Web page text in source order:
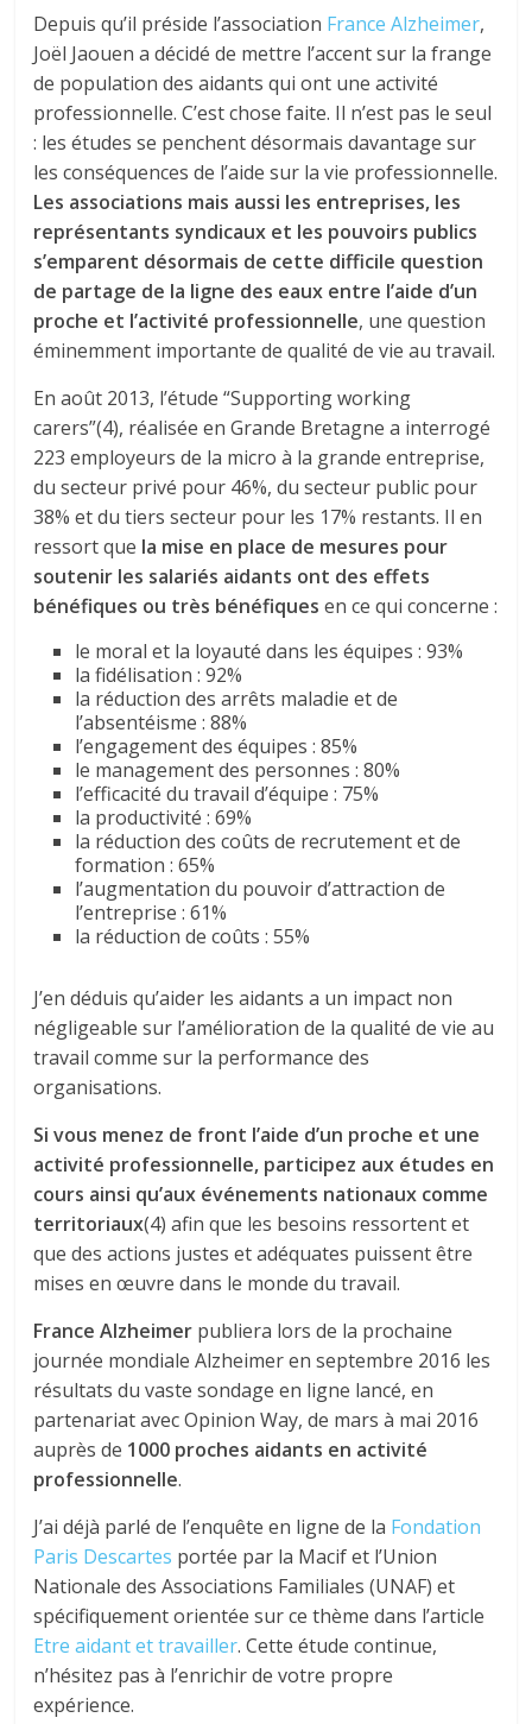
Depuis qu’il préside l’association France Alzheimer,
Joël Jaouen a décidé de mettre l’accent sur la frange
de population des aidants qui ont une activité
professionnelle. C’est chose faite. Il n’est pas le seul
: les études se penchent désormais davantage sur
les conséquences de l’aide sur la vie professionnelle.
Les associations mais aussi les entreprises, les
représentants syndicaux et les pouvoirs publics
s’emparent désormais de cette difficile question
de partage de la ligne des eaux entre l’aide d’un
proche et l’activité professionnelle, une question
éminemment importante de qualité de vie au travail.
En août 2013, l’étude “Supporting working
carers”(4), réalisée en Grande Bretagne a interrogé
223 employeurs de la micro à la grande entreprise,
du secteur privé pour 46%, du secteur public pour
38% et du tiers secteur pour les 17% restants. Il en
ressort que la mise en place de mesures pour
soutenir les salariés aidants ont des effets
bénéfiques ou très bénéfiques en ce qui concerne :
le moral et la loyauté dans les équipes : 93%
la fidélisation : 92%
la réduction des arrêts maladie et de
l’absentéisme : 88%
l’engagement des équipes : 85%
le management des personnes : 80%
l’efficacité du travail d’équipe : 75%
la productivité : 69%
la réduction des coûts de recrutement et de
formation : 65%
l’augmentation du pouvoir d’attraction de
l’entreprise : 61%
la réduction de coûts : 55%
J’en déduis qu’aider les aidants a un impact non
négligeable sur l’amélioration de la qualité de vie au
travail comme sur la performance des
organisations.
Si vous menez de front l’aide d’un proche et une
activité professionnelle, participez aux études en
cours ainsi qu’aux événements nationaux comme
territoriaux(4) afin que les besoins ressortent et
que des actions justes et adéquates puissent être
mises en œuvre dans le monde du travail.
France Alzheimer publiera lors de la prochaine
journée mondiale Alzheimer en septembre 2016 les
résultats du vaste sondage en ligne lancé, en
partenariat avec Opinion Way, de mars à mai 2016
auprès de 1000 proches aidants en activité
professionnelle.
J’ai déjà parlé de l’enquête en ligne de la Fondation
Paris Descartes portée par la Macif et l’Union
Nationale des Associations Familiales (UNAF) et
spécifiquement orientée sur ce thème dans l’article
Etre aidant et travailler. Cette étude continue,
n’hésitez pas à l’enrichir de votre propre
expérience.